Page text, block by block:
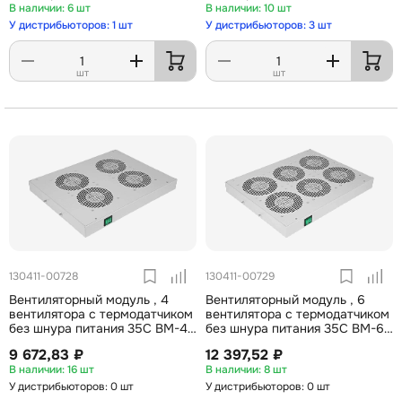
6 шт
У дистрибьюторов: 1 шт
шт
10 шт
У дистрибьюторов: 3 шт
шт
130411-00728
Вентиляторный модуль , 4
вентилятора с термодатчиком
без шнура питания 35С ВМ-4-
9 672,83 ₽
16 шт
У дистрибьюторов: 0 шт
130411-00729
Вентиляторный модуль , 6
вентилятора с термодатчиком
без шнура питания 35С ВМ-6-
12 397,52 ₽
8 шт
У дистрибьюторов: 0 шт